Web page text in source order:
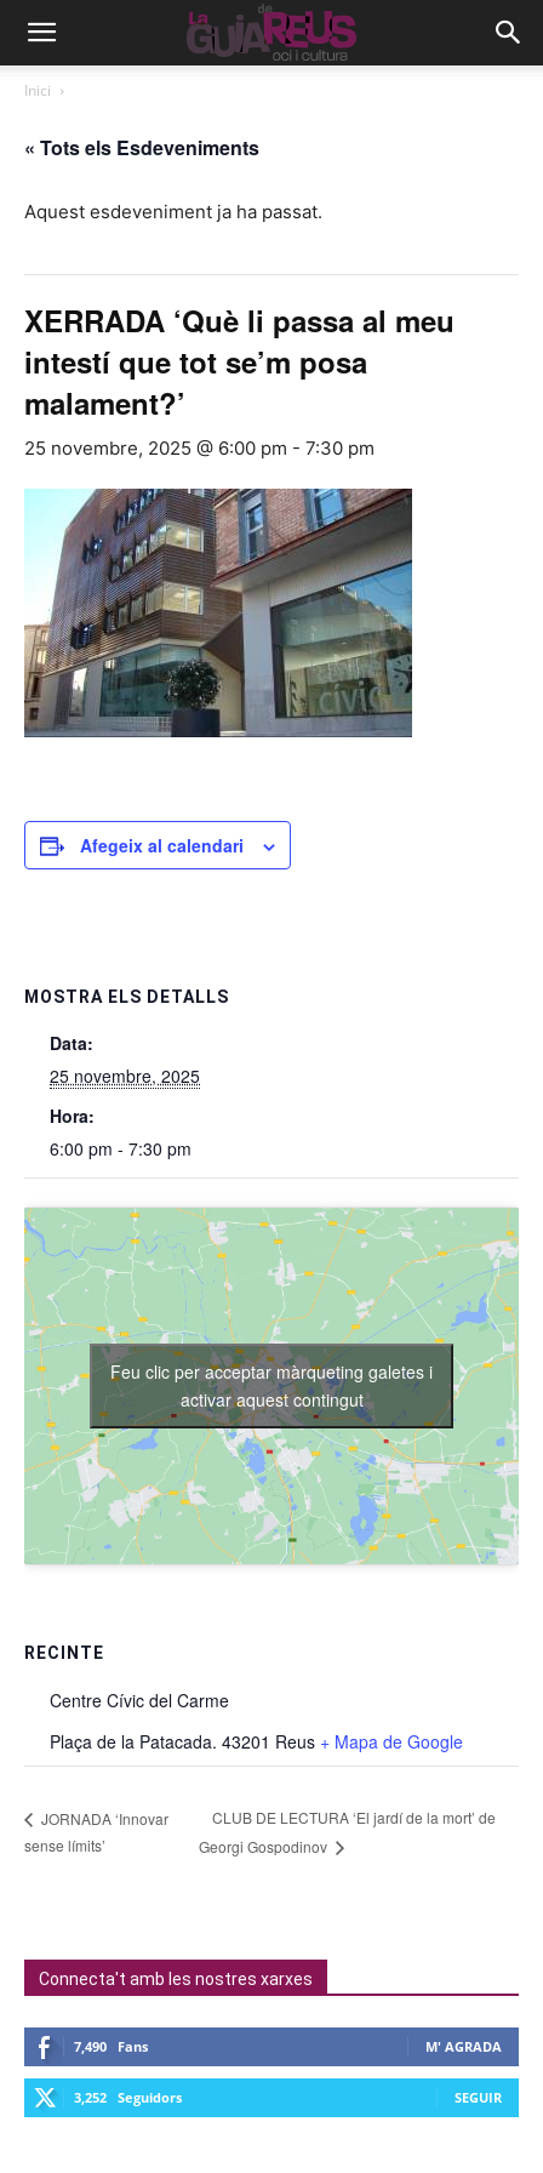
Inici
« Tots els Esdeveniments
Aquest esdeveniment ja ha passat.
XERRADA ‘Què li passa al meu
intestí que tot se’m posa
malament?’
25 novembre, 2025 @ 6:00 pm - 7:30 pm
Afegeix al calendari
MOSTRA ELS DETALLS
Data:
25 novembre, 2025
Hora:
6:00 pm - 7:30 pm
RECINTE
Centre Cívic del Carme
Plaça de la Patacada. 43201 Reus + Mapa de Google
Feu clic per acceptar màrqueting galetes i
activar aquest contingut
JORNADA ‘Innovar
sense límits’
CLUB DE LECTURA ‘El jardí de la mort’ de
Georgi Gospodinov
Connecta't amb les nostres xarxes
7,490 Fans M' AGRADA
3,252 Seguidors SEGUIR